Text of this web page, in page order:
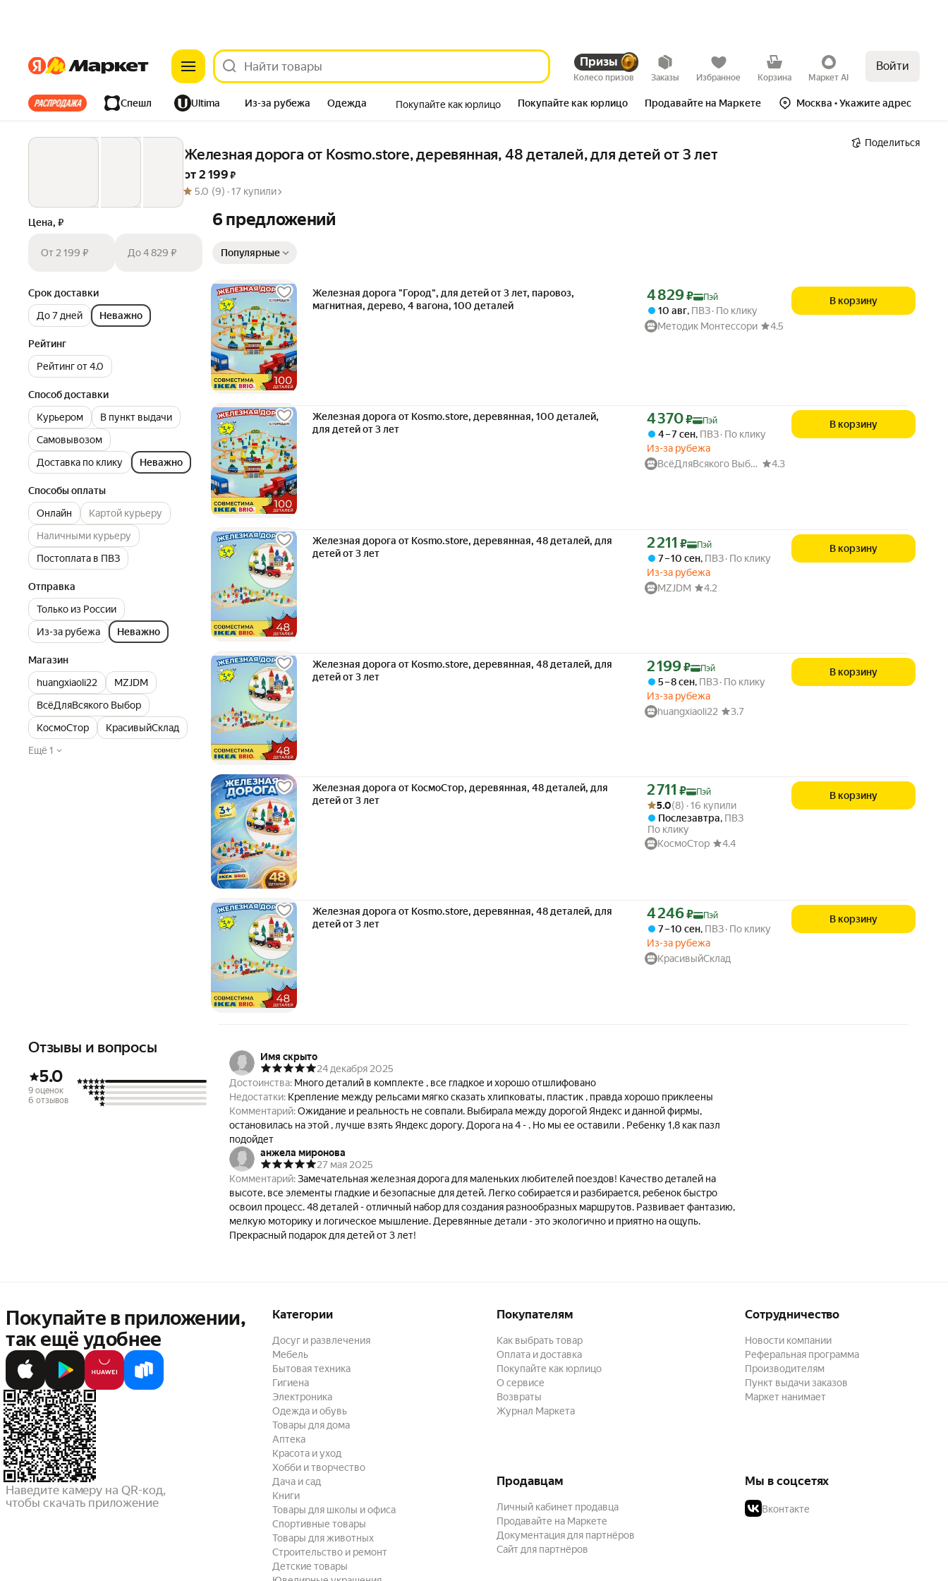
ЯндексЯндекс Призы
Колесо призов Заказы Избранное Корзина Маркет AI
Войти
Все хиты Спешл Ultima Из-за рубежа Одежда
Дом Ремонт Детям Красота
Покупайте как юрлицо Покупайте как юрлицо Продавайте на Маркете Москва • Укажите адрес
Железная дорога от Kosmo.store, деревянная, 48 деталей, для детей от 3 лет
от 2 199 ₽
5.0 (9) ·17 купили
Поделиться
Цена, ₽
От 2 199 ₽ До 4 829 ₽
Срок доставки
До 7 дней
Неважно
Рейтинг
Рейтинг от 4.0
Способ доставки
Курьером
В пункт выдачи
Самовывозом
Доставка по клику
Неважно
Способы оплаты
Онлайн
Картой курьеру
Наличными курьеру
Постоплата в ПВЗ
Отправка
Только из России
Из-за рубежа
Неважно
Магазин
huangxiaoli22
MZJDM
ВсёДляВсякого Выбор
КосмоСтор
КрасивыйСклад
Ещё 1
6 предложений
Популярные
Железная дорога "Город", для детей от 3 лет, паровоз,
магнитная, дерево, 4 вагона, 100 деталей
Цена с картой Яндекс Пэй 4829 ₽ вместо
4 829₽ Пэй
10 авг, ПВЗ По клику
Методик Монтессори
4.5
В корзину
Железная дорога от Kosmo.store, деревянная, 100 деталей,
для детей от 3 лет
Цена с картой Яндекс Пэй 4370 ₽ вместо
4 370₽ Пэй
4 – 7 сен, ПВЗ По клику
Из-за рубежа
ВсёДляВсякого Выбор
4.3
В корзину
Железная дорога от Kosmo.store, деревянная, 48 деталей, для
детей от 3 лет
Цена с картой Яндекс Пэй 2211 ₽ вместо
2 211 ₽ Пэй
7 – 10 сен, ПВЗ По клику
Из-за рубежа
MZJDM
4.2
В корзину
Железная дорога от Kosmo.store, деревянная, 48 деталей, для
детей от 3 лет
Цена с картой Яндекс Пэй 2199 ₽ вместо
2 199₽ Пэй
5 – 8 сен, ПВЗ По клику
Из-за рубежа
huangxiaoli22
3.7
В корзину
Железная дорога от КосмоСтор, деревянная, 48 деталей, для
детей от 3 лет
Цена с картой Яндекс Пэй 2711 ₽ вместо
2 711 ₽
Пэй
Рейтинг товара: 5.0 из 5
Оценок: (8) · 16 купили
5.0(8) · 16 купили
Послезавтра, ПВЗ
По клику
КосмоСтор
4.4
В корзину
Железная дорога от Kosmo.store, деревянная, 48 деталей, для
детей от 3 лет
Цена с картой Яндекс Пэй 4246 ₽ вместо
4 246₽ Пэй
7 – 10 сен, ПВЗ По клику
Из-за рубежа
КрасивыйСклад
В корзину
Отзывы и вопросы
5.0
9 оценок
6 отзывов
Имя скрыто
24 декабря 2025
Достоинства: Много деталий в комплекте , все гладкое и хорошо отшлифовано
Недостатки: Крепление между рельсами мягко сказать хлипковаты, пластик , правда хорошо приклеены
Комментарий:Ожидание и реальность не совпали. Выбирала между дорогой Яндекс и данной фирмы,
остановилась на этой , лучше взять Яндекс дорогу. Дорога на 4 - . Но мы ее оставили . Ребенку 1,8 как пазл
подойдет
анжела миронова
27 мая 2025
Комментарий:Замечательная железная дорога для маленьких любителей поездов! Качество деталей на
высоте, все элементы гладкие и безопасные для детей. Легко собирается и разбирается, ребенок быстро
освоил процесс. 48 деталей - отличный набор для создания разнообразных маршрутов. Развивает фантазию,
мелкую моторику и логическое мышление. Деревянные детали - это экологично и приятно на ощупь.
Прекрасный подарок для детей от 3 лет!
Покупайте в приложении,
так ещё удобнее
Наведите камеру на QR-код,
чтобы скачать приложение
Категории
Досуг и развлечения
Мебель
Бытовая техника
Гигиена
Электроника
Одежда и обувь
Товары для дома
Аптека
Красота и уход
Хобби и творчество
Дача и сад
Книги
Товары для школы и офиса
Спортивные товары
Товары для животных
Строительство и ремонт
Детские товары
Покупателям
Как выбрать товар
Оплата и доставка
Покупайте как юрлицо
О сервисе
Возвраты
Журнал Маркета
Сотрудничество
Новости компании
Реферальная программа
Производителям
Пункт выдачи заказов
Маркет нанимает
Продавцам
Личный кабинет продавца
Продавайте на Маркете
Документация для партнёров
Сайт для партнёров
Мы в соцсетях
Вконтакте